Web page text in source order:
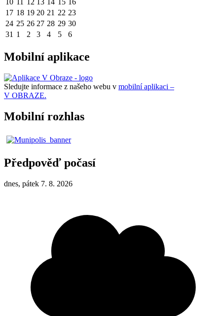
10 12 13 14 15
16
17 18 19 20 21 22 23
24 25 26 27 28 29 30
31 1 2 3 4 5 6
Mobilní aplikace
Sledujte informace z našeho webu v mobilní aplikaci –
V OBRAZE.
Mobilní rozhlas
Předpověď počasí
dnes, pátek 7. 8. 2026